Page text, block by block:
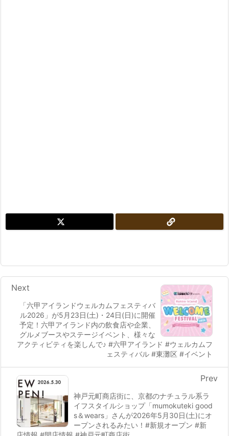
「六甲アイランドウェルカムフェスティバ
ル2026」が5月23日(土)・24日(日)に開催
予定！六甲アイランド内の飲食店や企業、
グルメブースやステージイベント、様々な
アクティビティを楽しんで♪ #六甲アイランド #ウェルカムフ
ェスティバル #東灘区 #イベント
Next
神戸元町商店街に、京都のナチュラル系ラ
イフスタイルショップ「mumokuteki good
s＆wears」さんが2026年5月30日(土)にオ
ープンされるみたい！#新規オープン #新
Prev